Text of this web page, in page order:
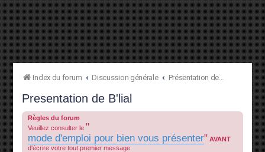
Index du forum Discussion générale Présentation des membres
Presentation de B'lial
Règles du forum
Veuillez consulter le"
mode d'emploi pour bien vous présenter" AVANT
d'écrire votre tout premier message